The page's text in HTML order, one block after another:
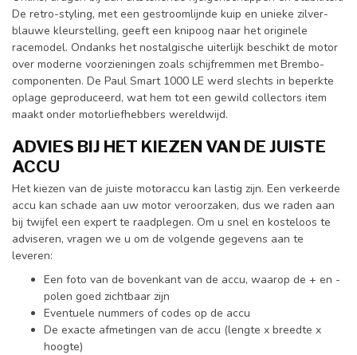
De retro-styling, met een gestroomlijnde kuip en unieke zilver-
blauwe kleurstelling, geeft een knipoog naar het originele
racemodel. Ondanks het nostalgische uiterlijk beschikt de motor
over moderne voorzieningen zoals schijfremmen met Brembo-
componenten. De Paul Smart 1000 LE werd slechts in beperkte
oplage geproduceerd, wat hem tot een gewild collectors item
maakt onder motorliefhebbers wereldwijd.
ADVIES BIJ HET KIEZEN VAN DE JUISTE
ACCU
Het kiezen van de juiste motoraccu kan lastig zijn. Een verkeerde
accu kan schade aan uw motor veroorzaken, dus we raden aan
bij twijfel een expert te raadplegen. Om u snel en kosteloos te
adviseren, vragen we u om de volgende gegevens aan te
leveren:
Een foto van de bovenkant van de accu, waarop de + en -
polen goed zichtbaar zijn
Eventuele nummers of codes op de accu
De exacte afmetingen van de accu (lengte x breedte x
hoogte)